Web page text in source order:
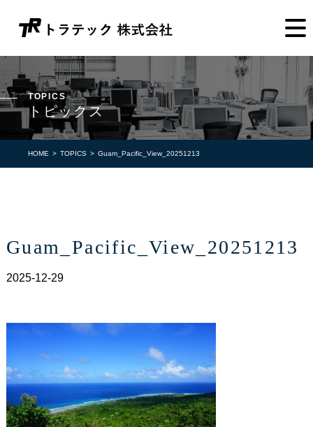
TOPICS
トピックス
HOME TOPICS Guam_Pacific_View_20251213
Guam_Pacific_View_20251213
2025-12-29